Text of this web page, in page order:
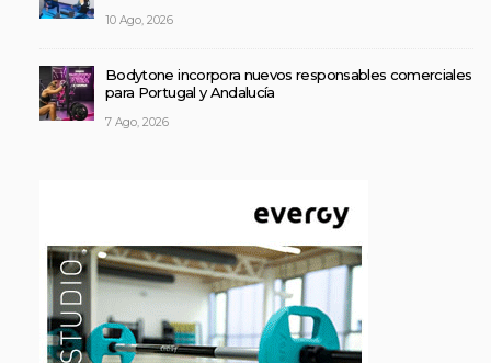
10 Ago, 2026
Bodytone incorpora nuevos responsables comerciales
para Portugal y Andalucía
7 Ago, 2026